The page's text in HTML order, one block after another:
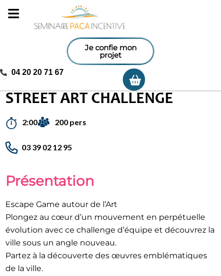
Je confie mon
projet
04 20 20 71 67
Street Art Challenge
STREET ART CHALLENGE
2:00 200 pers
03 39 02 12 95
Présentation
Escape Game autour de l’Art
Plongez au cœur d’un mouvement en perpétuelle
évolution avec ce challenge d’équipe et découvrez la
ville sous un angle nouveau.
Partez à la découverte des œuvres emblématiques
de la ville.